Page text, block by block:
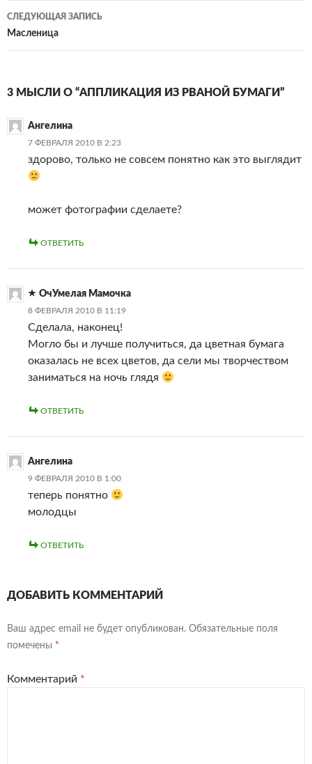
записям
СЛЕДУЮЩАЯ ЗАПИСЬ
Масленица
3 МЫСЛИ О “АППЛИКАЦИЯ ИЗ РВАНОЙ БУМАГИ”
Ангелина
7 ФЕВРАЛЯ 2010 В 2:23
здорово, только не совсем понятно как это выглядит
может фотографии сделаете?
ОТВЕТИТЬ
ОчУмелая Мамочка
8 ФЕВРАЛЯ 2010 В 11:19
Сделала, наконец!
Могло бы и лучше получиться, да цветная бумага
оказалась не всех цветов, да сели мы творчеством
заниматься на ночь глядя
ОТВЕТИТЬ
Ангелина
9 ФЕВРАЛЯ 2010 В 1:00
теперь понятно
молодцы
ОТВЕТИТЬ
ДОБАВИТЬ КОММЕНТАРИЙ
Ваш адрес email не будет опубликован. Обязательные поля
помечены *
Комментарий *